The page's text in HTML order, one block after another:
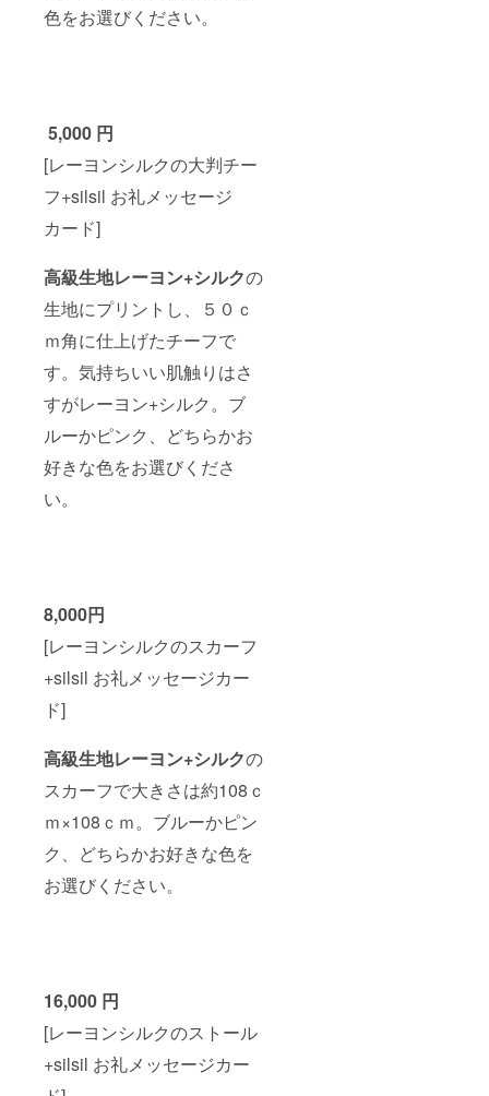
色をお選びください。
5,000 円
[レーヨンシルクの大判チー
フ+silsil お礼メッセージ
カード]
高級生地レーヨン+シルクの
生地にプリントし、５０ｃ
ｍ角に仕上げたチーフで
す。気持ちいい肌触りはさ
すがレーヨン+シルク。ブ
ルーかピンク、どちらかお
好きな色をお選びくださ
い。
8,000円
[レーヨンシルクのスカーフ
+silsil お礼メッセージカー
ド]
高級生地レーヨン+シルクの
スカーフで大きさは約108ｃ
ｍ×108ｃｍ。ブルーかピン
ク、どちらかお好きな色を
お選びください。
16,000 円
[レーヨンシルクのストール
+silsil お礼メッセージカー